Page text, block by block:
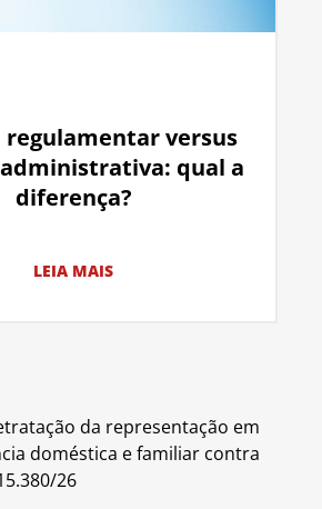
versus
qual a
diferença?
LEIA MAIS
da representação em
doméstica e familiar contra
26